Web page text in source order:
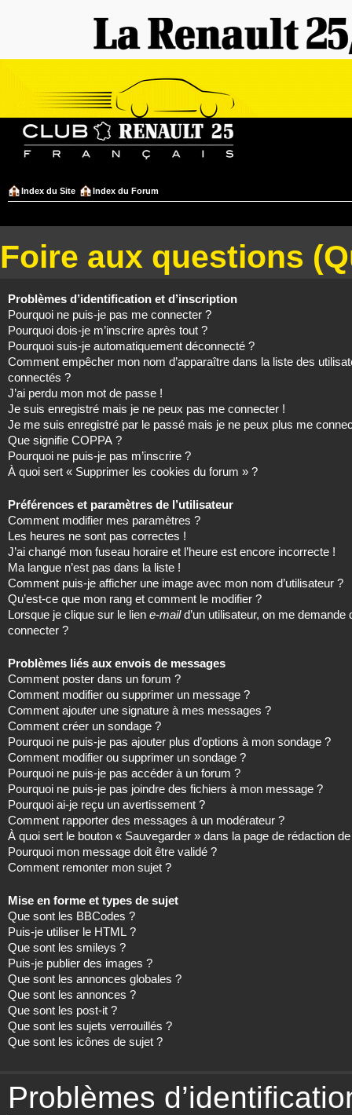
Index du Site Index du Forum
Foire aux questions
Problèmes d’identification et d’inscription
Pourquoi ne puis-je pas me connecter ?
Pourquoi dois-je m’inscrire après tout ?
Pourquoi suis-je automatiquement déconnecté ?
Comment empêcher mon nom d’apparaître dans la liste des
connectés ?
J’ai perdu mon mot de passe !
Je suis enregistré mais je ne peux pas me connecter !
Je me suis enregistré par le passé mais je ne peux plus me
Que signifie COPPA ?
Pourquoi ne puis-je pas m’inscrire ?
À quoi sert « Supprimer les cookies du forum » ?
Préférences et paramètres de l’utilisateur
Comment modifier mes paramètres ?
Les heures ne sont pas correctes !
J’ai changé mon fuseau horaire et l’heure est encore incorrecte !
Ma langue n’est pas dans la liste !
Comment puis-je afficher une image avec mon nom d’utilisateur ?
Qu’est-ce que mon rang et comment le modifier ?
Lorsque je clique sur le lien e-maild’un utilisateur, on me demande
connecter ?
Problèmes liés aux envois de messages
Comment poster dans un forum ?
Comment modifier ou supprimer un message ?
Comment ajouter une signature à mes messages ?
Comment créer un sondage ?
Pourquoi ne puis-je pas ajouter plus d’options à mon sondage ?
Comment modifier ou supprimer un sondage ?
Pourquoi ne puis-je pas accéder à un forum ?
Pourquoi ne puis-je pas joindre des fichiers à mon message ?
Pourquoi ai-je reçu un avertissement ?
Comment rapporter des messages à un modérateur ?
À quoi sert le bouton « Sauvegarder » dans la page de rédaction
Pourquoi mon message doit être validé ?
Comment remonter mon sujet ?
Mise en forme et types de sujet
Que sont les BBCodes ?
Puis-je utiliser le HTML ?
Que sont les smileys ?
Puis-je publier des images ?
Que sont les annonces globales ?
Que sont les annonces ?
Que sont les post-it ?
Que sont les sujets verrouillés ?
Que sont les icônes de sujet ?
Problèmes